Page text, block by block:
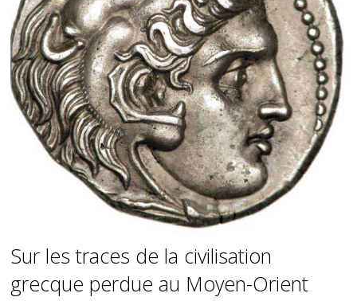
Sur les traces de la civilisation
grecque perdue au Moyen-Orient